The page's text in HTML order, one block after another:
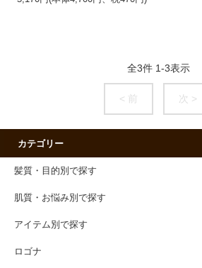
全3件 1-3表示
< 前 次 >
カテゴリー
髪質・目的別で探す
肌質・お悩み別で探す
アイテム別で探す
ロゴナ